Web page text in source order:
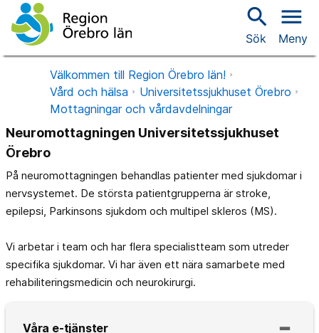
search
Sök
menu
Meny
Välkommen till Region Örebro län!
Vård och hälsa
Universitetssjukhuset Örebro
Mottagningar och vårdavdelningar
Neuromottagningen Universitetssjukhuset
Örebro
På neuromottagningen behandlas patienter med sjukdomar i
nervsystemet. De största patientgrupperna är stroke,
epilepsi, Parkinsons sjukdom och multipel skleros (MS).
Vi arbetar i team och har flera specialistteam som utreder
specifika sjukdomar. Vi har även ett nära samarbete med
rehabiliteringsmedicin och neurokirurgi.
Våra e-tjänster